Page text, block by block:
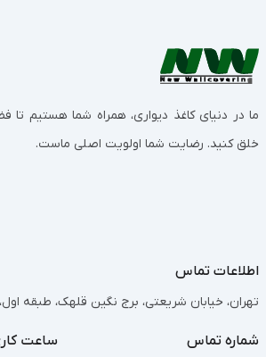
ما در دنیای کاغذ دیواری، همراه شما هستیم تا
خلق کنید. رضایت شما اولویت اصلی ماست.
اطلاعات تماس
تهران، خیابان شریعتی، برج نگین قلهک، طبقه اول،
شماره تماس ساعت